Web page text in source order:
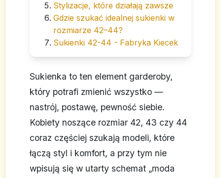
Stylizacje, które działają zawsze
Gdzie szukać idealnej sukienki w
rozmiarze 42–44?
Sukienki 42-44 - Fabryka Kiecek
Sukienka to ten element garderoby,
który potrafi zmienić wszystko —
nastrój, postawę, pewność siebie.
Kobiety noszące rozmiar 42, 43 czy 44
coraz częściej szukają modeli, które
łączą styl i komfort, a przy tym nie
wpisują się w utarty schemat „moda